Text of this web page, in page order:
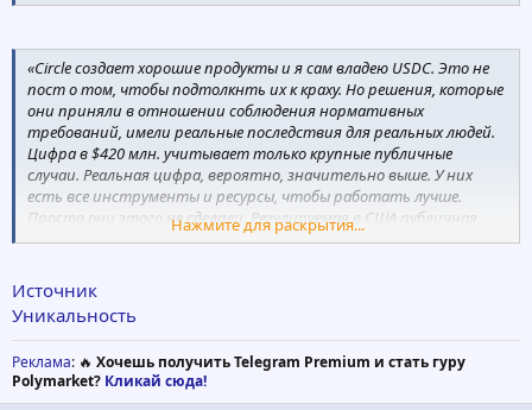
«Circle создает хорошие продукты и я сам владею USDC. Это не
пост о том, чтобы подтолкнть их к краху. Но решения, которые
они приняли в отношении соблюдения нормативных
требований, имели реальные последствия для реальных людей.
Цифра в $420 млн. учитывает только крупные публичные
случаи. Реальная цифра, вероятно, значительно выше. У них
есть все инструменты и ресурсы, чтобы работать лучше.
Просто они этого не сделали. Регулируемая в США публичная
компания обязана перед своими пользователями и обществом в
Нажмите для раскрытия...
Источник
Уникальность
Реклама: 🔥 Хочешь получить Telegram Premium и стать гуру
Polymarket? Кликай сюда!